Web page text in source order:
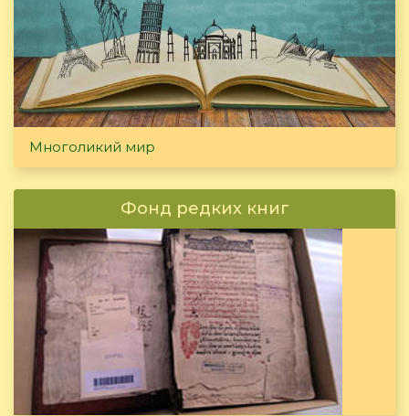
Многоликий мир
Фонд редких книг